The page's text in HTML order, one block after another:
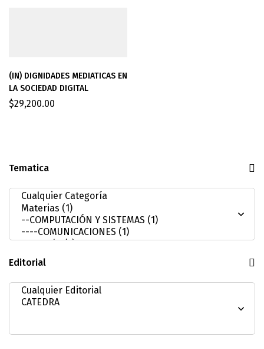
Tematica
Editorial
(IN) DIGNIDADES MEDIATICAS EN
LA SOCIEDAD DIGITAL
$29,200.00